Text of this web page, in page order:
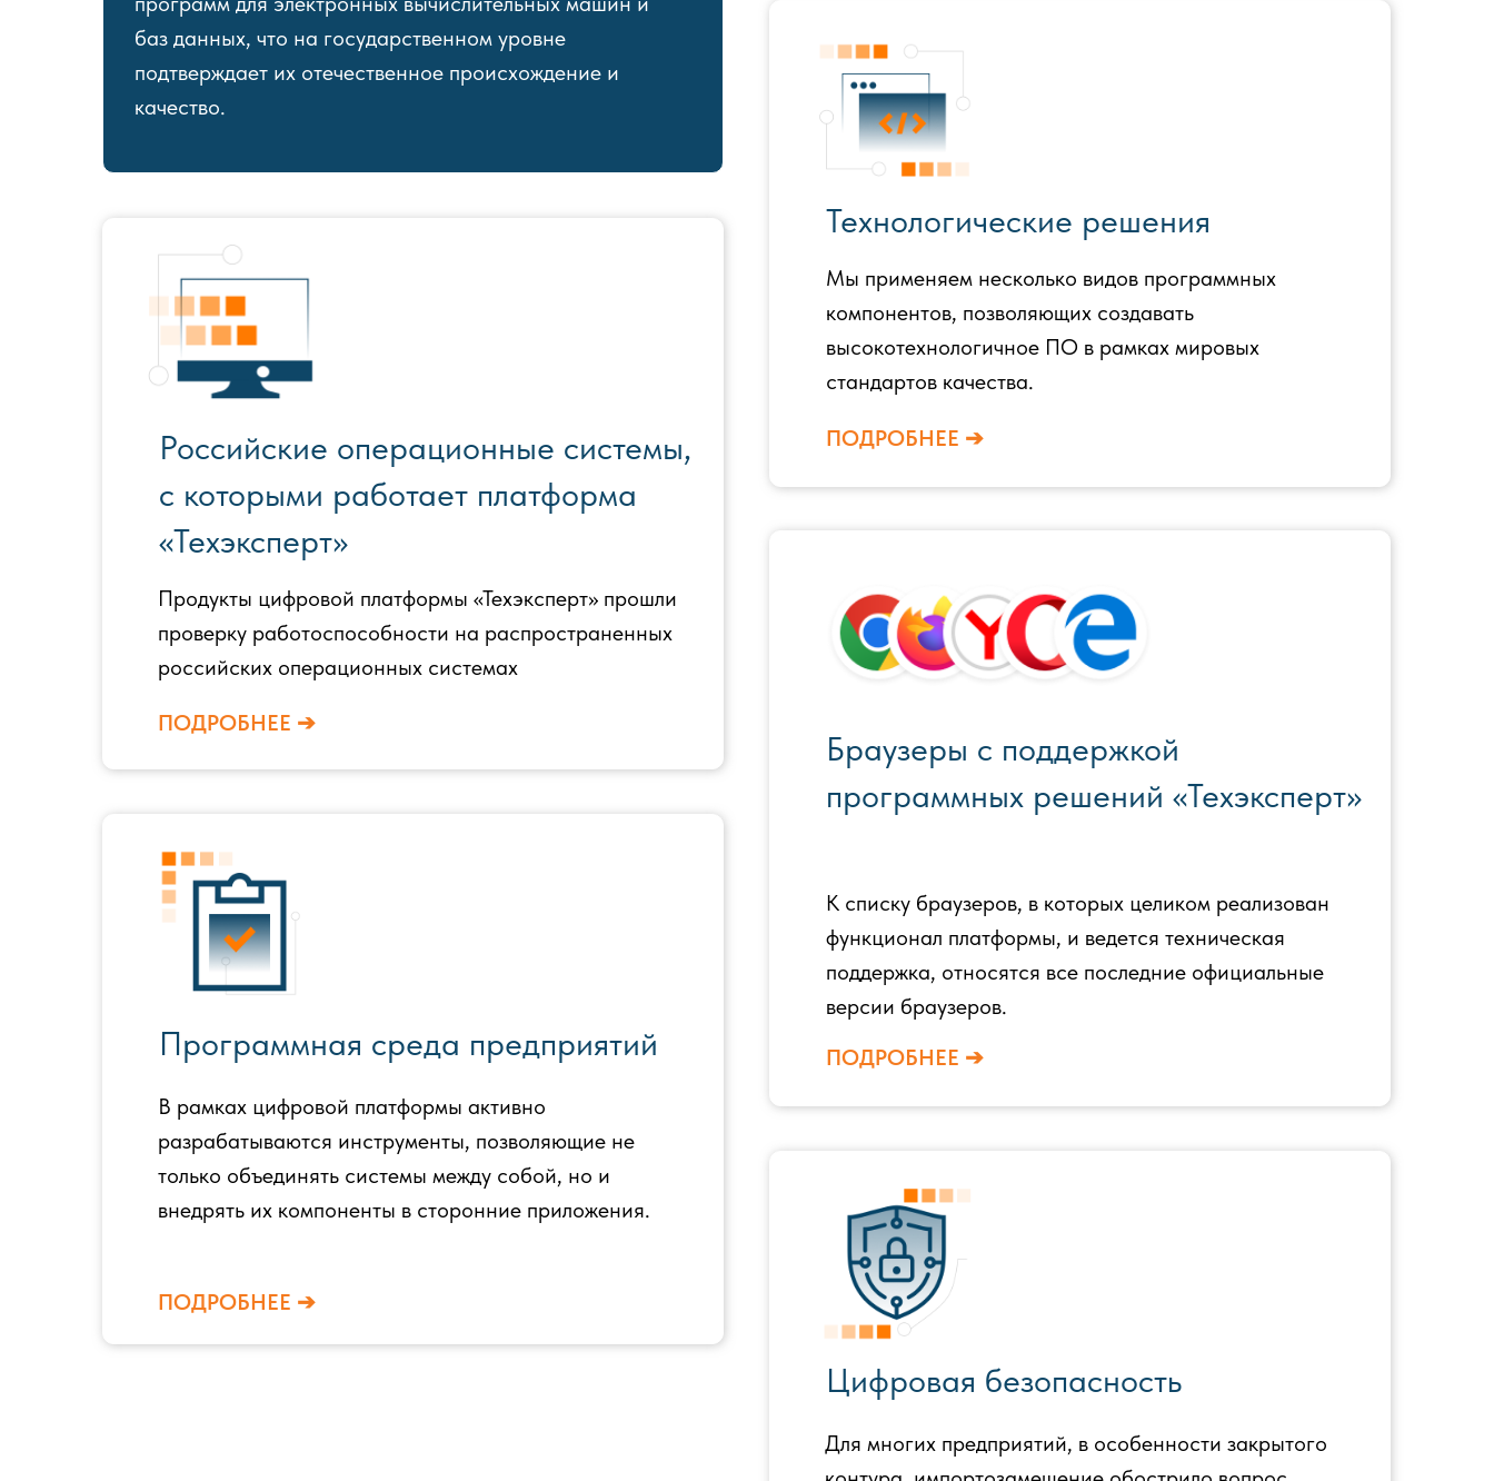
баз данных, что на государственном уровне
подтверждает их отечественное происхождение и
качество.
ПОДРОБНЕЕ ➔
Технологические решения
Мы применяем несколько видов программных
компонентов, позволяющих создавать
высокотехнологичное ПО в рамках мировых
стандартов качества.
Продукты цифровой платформы «Техэксперт» прошли
проверку работоспособности на распространенных
российских операционных системах
Российские операционные системы,
с которыми работает платформа
«Техэксперт»
ПОДРОБНЕЕ ➔
Программная среда предприятий
В рамках цифровой платформы активно
разрабатываются инструменты, позволяющие не
только объединять системы между собой, но и
внедрять их компоненты в сторонние приложения.
ПОДРОБНЕЕ ➔
Для многих предприятий, в особенности закрытого
Цифровая безопасность
К списку браузеров, в которых целиком реализован
функционал платформы, и ведется техническая
поддержка, относятся все последние официальные
версии браузеров.
Браузеры с поддержкой
программных решений «Техэксперт»
ПОДРОБНЕЕ ➔